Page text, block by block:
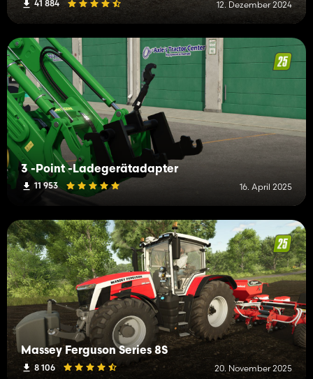
41 884 12. Dezember 2024
3 -Point -Ladegerätadapter
11 953 16. April 2025
Massey Ferguson Series 8S
8 106 20. November 2025